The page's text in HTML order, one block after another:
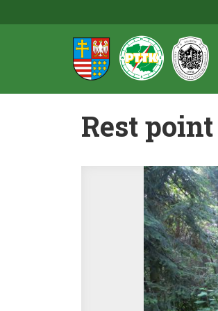
Rest point